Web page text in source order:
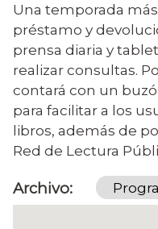
Una temporada
préstamo y
prensa diaria y
realizar consultas.
contará con un
para facilitar a los
libros, además de
Red de Lectura
Archivo